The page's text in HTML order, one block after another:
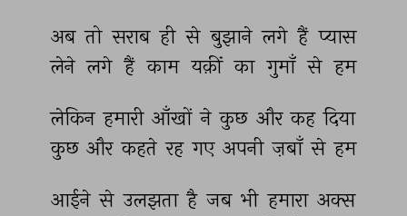
अब तो सराब ही से बुझाने लगे हैं प्यास
लेने लगे हैं काम यक़ीं का गुमाँ से हम
लेकिन हमारी आँखों ने कुछ और कह दिया
कुछ और कहते रह गए अपनी ज़बाँ से हम
आईने से उलझता है जब भी हमारा अक्स